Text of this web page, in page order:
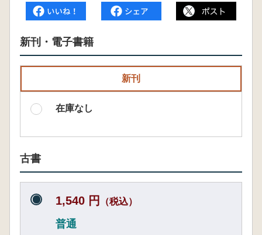
新刊・電子書籍
新刊
在庫なし
古書
1,540 円 （税込）
普通